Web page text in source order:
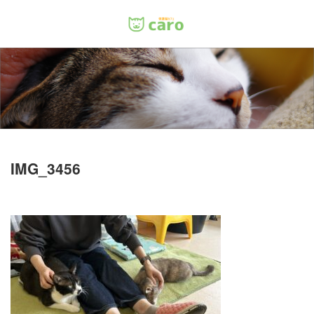
IMG_3456
Menu
ホーム
料金
里親について
お問い合わせ